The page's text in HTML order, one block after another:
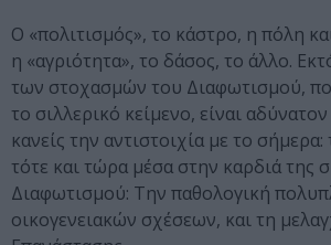
Ο «πολιτισμός», το κάστρο, η πόλη
η «αγριότητα», το δάσος, το άλλο.
των στοχασμών του Διαφωτισμού,
το σιλλερικό κείμενο, είναι
κανείς την αντιστοιχία με το
τότε και τώρα μέσα στην καρδιά της
Διαφωτισμού: Την παθολογική
οικογενειακών σχέσεων, και τη